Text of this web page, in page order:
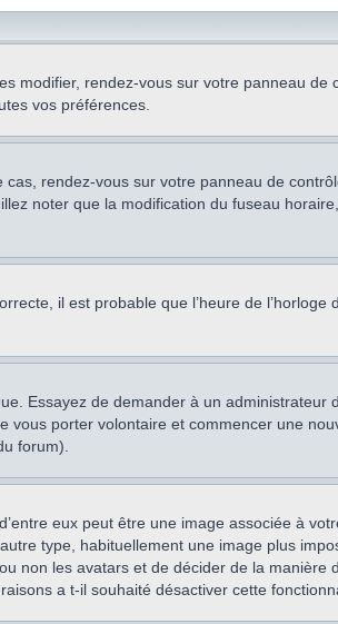
modifier, rendez-vous sur votre panneau de
vos préférences.
rendez-vous sur votre panneau de
noter que la modification du fuseau
il est probable que l’heure de l’horloge
Essayez de demander à un administrateur
vous porter volontaire et commencer une
forum).
eux peut être une image associée à
type, habituellement une image plus
non les avatars et de décider de la manière
a t-il souhaité désactiver cette